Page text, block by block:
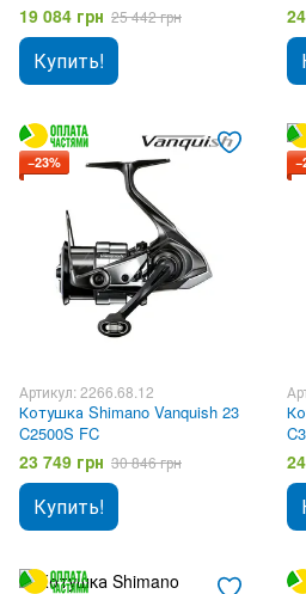
19 084 грн 25 442 грн
Купить!
−23%
Артикул: 2266.68.12
Котушка Shimano Vanquish 23
C2500S FC
23 749 грн 30 846 грн
Купить!